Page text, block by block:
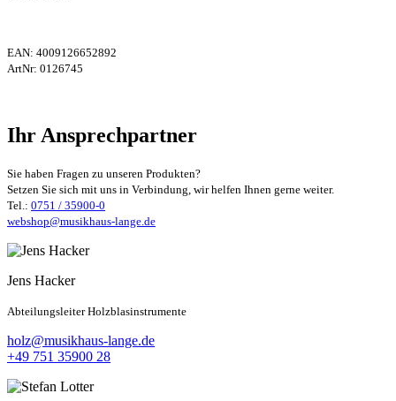
EAN: 4009126652892
ArtNr: 0126745
Ihr Ansprechpartner
Sie haben Fragen zu unseren Produkten?
Setzen Sie sich mit uns in Verbindung, wir helfen Ihnen gerne weiter.
Tel.: 0751 / 35900-0
webshop@musikhaus-lange.de
Jens Hacker
Abteilungsleiter Holzblasinstrumente
holz@musikhaus-lange.de
+49 751 35900 28